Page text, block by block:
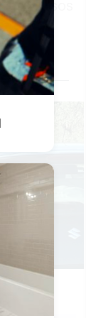
y avisos
de la